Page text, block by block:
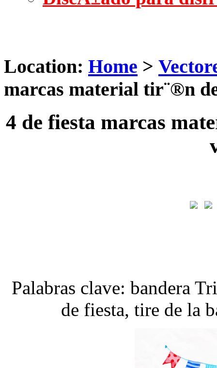
Location: Home >
marcas material tir¨®n
4 de fiesta marcas
Palabras clave: bandera
de fiesta, tire de la